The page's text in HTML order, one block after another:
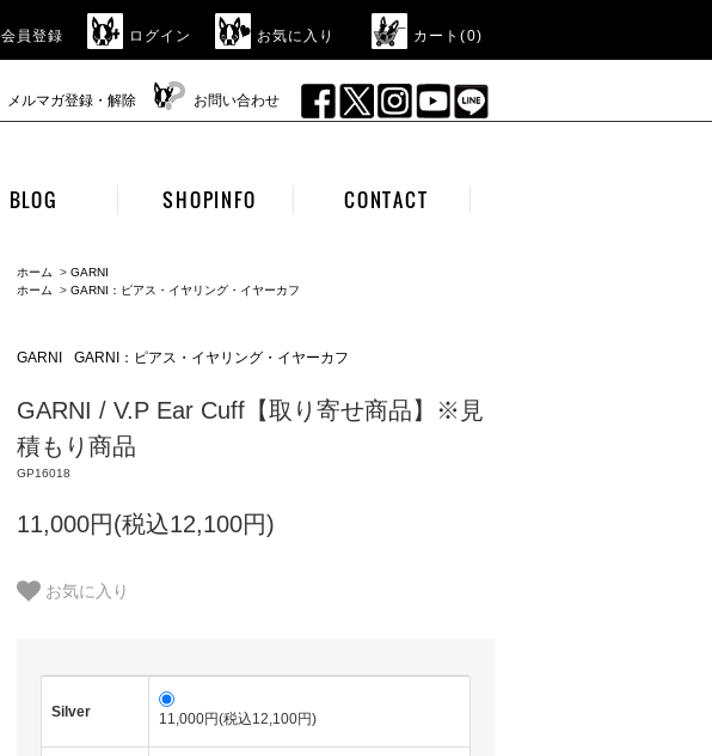
会員登録 ログイン お気に入り カート(0)
メルマガ登録・解除 お問い合わせ
BLOG SHOPINFO CONTACT
ホーム > GARNI
ホーム
> GARNI：ピアス・イヤリング・イヤーカフ
GARNI GARNI：ピアス・イヤリング・イヤーカフ
GARNI / V.P Ear Cuff【取り寄せ商品】※見
積もり商品
GP16018
11,000円(税込12,100円)
お気に入り
Silver 11,000円(税込12,100円)